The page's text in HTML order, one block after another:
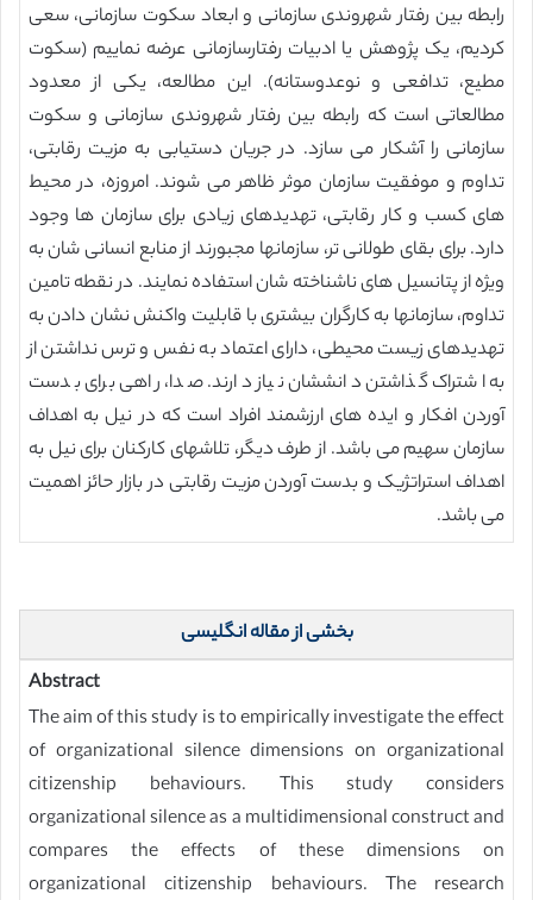
رابطه بین رفتار شهروندی سازمانی و ابعاد سکوت سازمانی، سعی
کردیم، یک پژوهش یا ادبیات رفتارسازمانی عرضه نماییم (سکوت
مطیع، تدافعی و نوعدوستانه). این مطالعه، یکی از معدود
مطالعاتی است که رابطه بین رفتار شهروندی سازمانی و سکوت
سازمانی را آشکار می سازد. در جریان دستیابی به مزیت رقابتی،
تداوم و موفقیت سازمان موثر ظاهر می شوند. امروزه، در محیط
های کسب و کار رقابتی، تهدیدهای زیادی برای سازمان ها وجود
دارد. برای بقای طولانی تر، سازمانها مجبورند از منابع انسانی شان به
ویژه از پتانسیل های ناشناخته شان استفاده نمایند. در نقطه تامین
تداوم، سازمانها به کارگران بیشتری با قابلیت واکنش نشان دادن به
تهدیدهای زیست محیطی، دارای اعتماد به نفس و ترس نداشتن از
به اشتراک گذاشتن دانششان نیاز دارند. صدا، راهی برای بدست
آوردن افکار و ایده های ارزشمند افراد است که در نیل به اهداف
سازمان سهیم می باشد. از طرف دیگر، تلاشهای کارکنان برای نیل به
اهداف استراتژیک و بدست آوردن مزیت رقابتی در بازار حائز اهمیت
می باشد.
بخشی از مقاله انگلیسی
Abstract
The aim of this study is to empirically investigate the effect
of organizational silence dimensions on organizational
citizenship behaviours. This study considers
organizational silence as a multidimensional construct and
compares the effects of these dimensions on
organizational citizenship behaviours. The research